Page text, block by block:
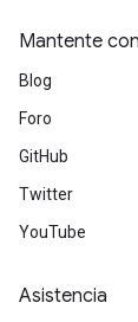
Mantente
Blog
Foro
GitHub
Twitter
YouTube
Asistencia